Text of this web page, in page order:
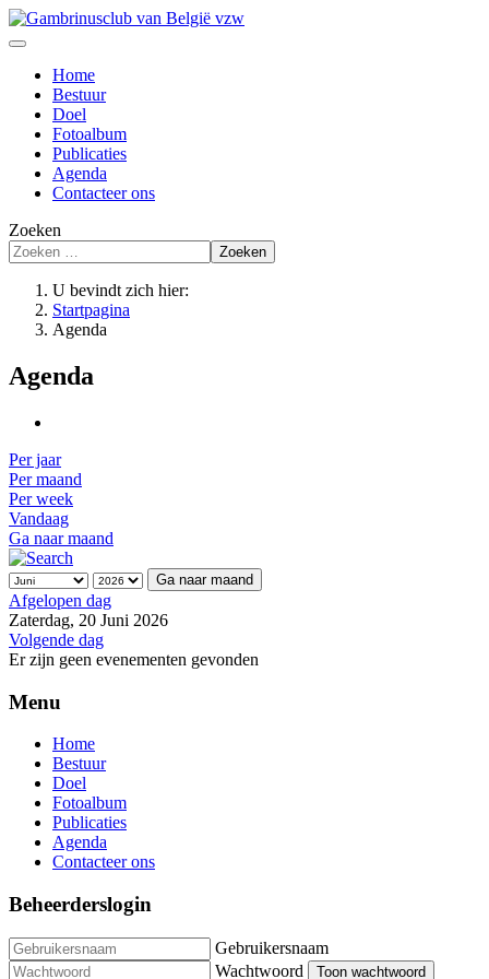
Home
Bestuur
Doel
Fotoalbum
Publicaties
Agenda
Contacteer ons
Zoeken
Zoeken
U bevindt zich hier:
Startpagina
Agenda
Agenda
Per jaar
Per maand
Per week
Vandaag
Ga naar maand
Ga naar maand
Afgelopen dag
Zaterdag, 20 Juni 2026
Volgende dag
Er zijn geen evenementen gevonden
Menu
Home
Bestuur
Doel
Fotoalbum
Publicaties
Agenda
Contacteer ons
Beheerderslogin
Gebruikersnaam
Wachtwoord
Toon wachtwoord